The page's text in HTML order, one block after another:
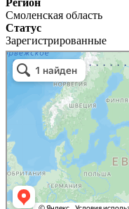
Смоленская область
Статус
Зарегистрированные